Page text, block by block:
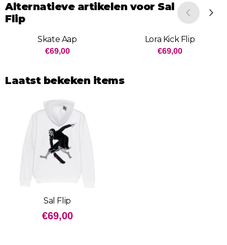
Alternatieve artikelen voor Sal
Flip
Skate Aap
Prijs: 69,00
€69,00
Lora Kick Flip
Prijs: 69,00
€69,00
Laatst bekeken items
Sal Flip
€69,00